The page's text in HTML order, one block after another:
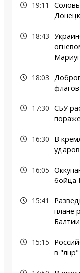
19:11
18:43
18:03
17:30 СБУ
16:30
В
16:05
бойца
15:41
плане
Балтии
15:15
в "лнр"